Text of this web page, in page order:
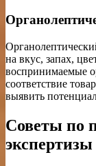
на вкус, запах,
воспринимаемые
соответствие
выявить
Советы по
экспертизы